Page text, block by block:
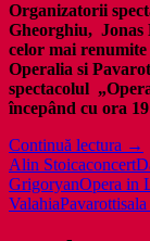
Organizatorii
Gheorghiu,
celor mai
Operalia si
spectacolul
începând cu ora
Continuă lectura
in
de
→
Alin Stoicaconcert
GrigoryanOpera in
ValahiaPavarotti